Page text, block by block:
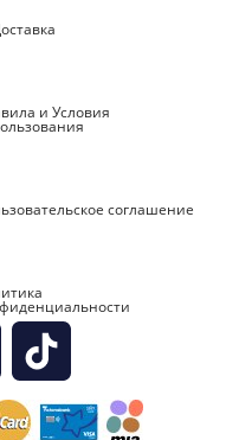
и Условия
соглашение